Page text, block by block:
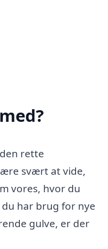
rette
svært at vide,
vores, hvor du
har brug for nye
gulve, er der